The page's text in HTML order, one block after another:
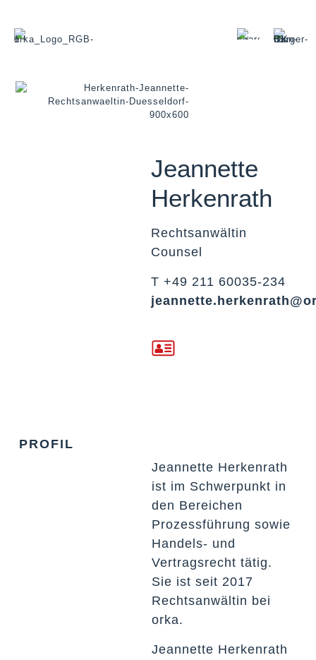
Jeannette
Herkenrath
Rechtsanwältin
Counsel
T +49 211 60035-234
PROFIL
Jeannette Herkenrath
ist im Schwerpunkt in
den Bereichen
Prozessführung sowie
Handels- und
Vertragsrecht tätig.
Sie ist seit 2017
Rechtsanwältin bei
orka.
Jeannette Herkenrath